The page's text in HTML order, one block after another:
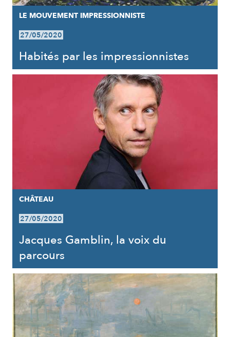
LE MOUVEMENT IMPRESSIONNISTE
27/05/2020
Habités par les impressionnistes
CHÂTEAU
27/05/2020
Jacques Gamblin, la voix du
parcours